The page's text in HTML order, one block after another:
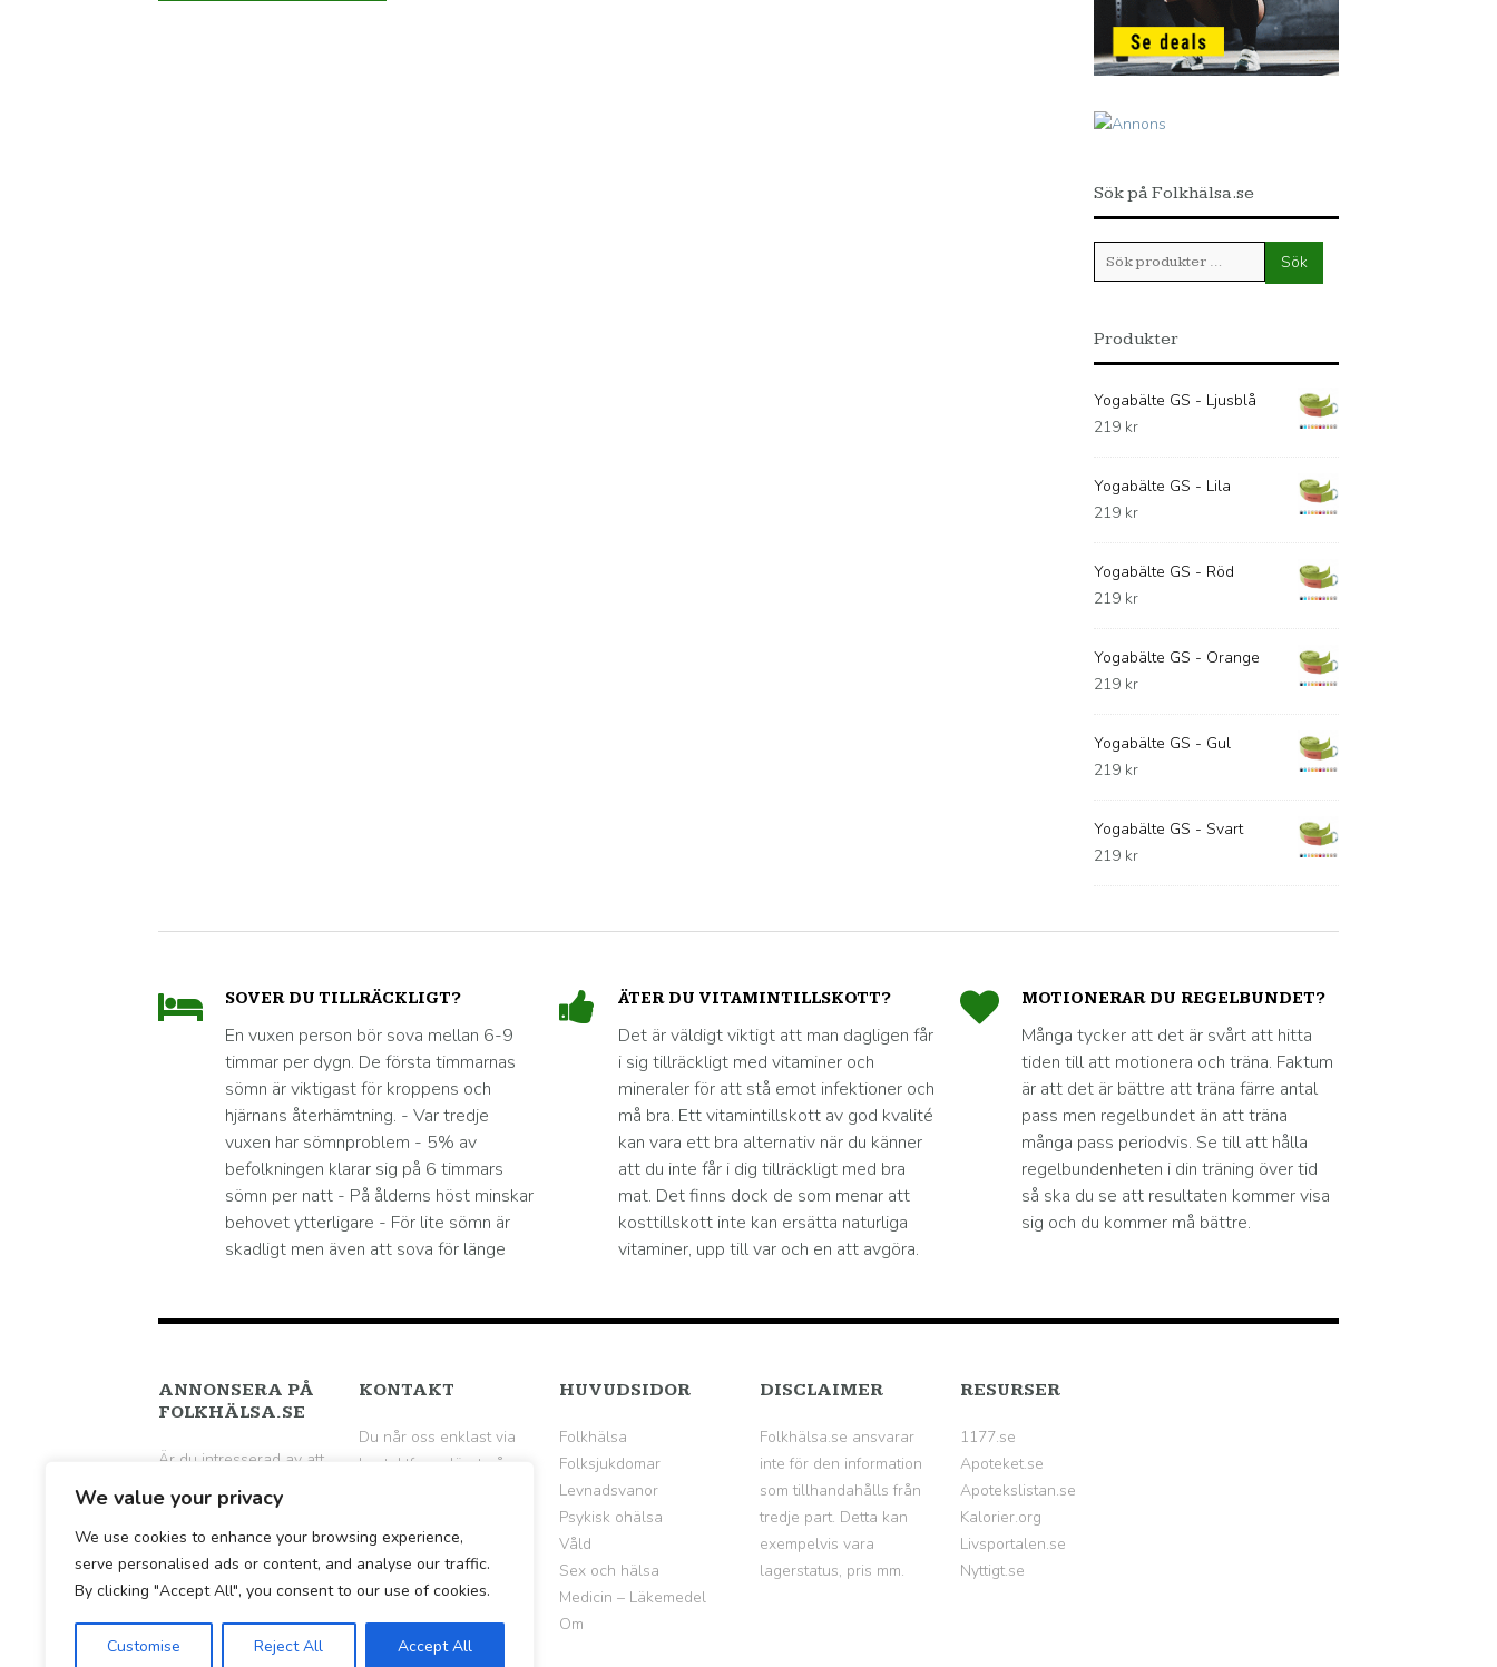
We value your privacy
We use cookies to enhance your browsing experience,
serve personalised ads or content, and analyse our traffic.
By clicking "Accept All", you consent to our use of cookies.
Customise Reject All Accept All
Sök på Folkhälsa.se
Sök
efter:
Sök
Produkter
Yogabälte GS - Ljusblå
219 kr
Yogabälte GS - Lila
219 kr
Yogabälte GS - Röd
219 kr
Yogabälte GS - Orange
219 kr
Yogabälte GS - Gul
219 kr
Yogabälte GS - Svart
219 kr
SOVER DU TILLRÄCKLIGT?
En vuxen person bör sova mellan 6-9
timmar per dygn. De första timmarnas
sömn är viktigast för kroppens och
hjärnans återhämtning. - Var tredje
vuxen har sömnproblem - 5% av
befolkningen klarar sig på 6 timmars
sömn per natt - På ålderns höst minskar
behovet ytterligare - För lite sömn är
skadligt men även att sova för länge
ÄTER DU VITAMINTILLSKOTT?
Det är väldigt viktigt att man dagligen får
i sig tillräckligt med vitaminer och
mineraler för att stå emot infektioner och
må bra. Ett vitamintillskott av god kvalité
kan vara ett bra alternativ när du känner
att du inte får i dig tillräckligt med bra
mat. Det finns dock de som menar att
kosttillskott inte kan ersätta naturliga
vitaminer, upp till var och en att avgöra.
MOTIONERAR DU REGELBUNDET?
Många tycker att det är svårt att hitta
tiden till att motionera och träna. Faktum
är att det är bättre att träna färre antal
pass men regelbundet än att träna
många pass periodvis. Se till att hålla
regelbundenheten i din träning över tid
så ska du se att resultaten kommer visa
sig och du kommer må bättre.
ANNONSERA PÅ
FOLKHÄLSA.SE
Är du intresserad av att
annonsera på
Folkhälsa.se? Hör av dig
till oss per mail för en
vidare diskussion.
KONTAKT
Du når oss enklast via
kontaktformuläret på
HUVUDSIDOR
Folkhälsa
Folksjukdomar
Levnadsvanor
Psykisk ohälsa
Våld
Sex och hälsa
Medicin – Läkemedel
Om
DISCLAIMER
Folkhälsa.se ansvarar
inte för den information
som tillhandahålls från
tredje part. Detta kan
exempelvis vara
lagerstatus, pris mm.
RESURSER
1177.se
Apoteket.se
Apotekslistan.se
Kalorier.org
Livsportalen.se
Nyttigt.se